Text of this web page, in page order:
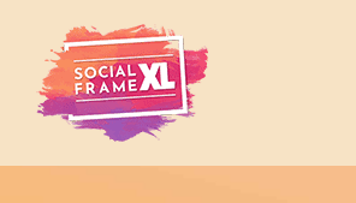
inhoud